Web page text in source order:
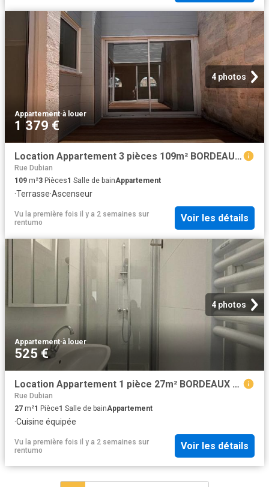
4 photos
Appartement·à louer
1 379 €
Location Appartement 3 pièces 109m² BORDEAUX 33000
Rue Dubian
109 m²3 Pièces1 Salle de bainAppartement
·Terrasse·Ascenseur
Vu la première fois il y a 2 semaines sur
rentumo
Voir les détails
4 photos
Appartement·à louer
525 €
Location Appartement 1 pièce 27m² BORDEAUX 33000
Rue Dubian
27 m²1 Pièce1 Salle de bainAppartement
·Cuisine équipée
Vu la première fois il y a 2 semaines sur
rentumo
Voir les détails